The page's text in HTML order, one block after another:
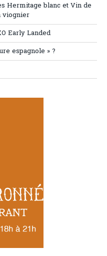
Hermitage blanc et Vin de
viognier
Early Landed
espagnole » ?